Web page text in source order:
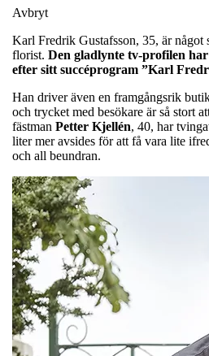
Avbryt
Karl Fredrik Gustafsson, 35, är något
florist. Den gladlynte tv-profilen
efter sitt succéprogram ”Karl
Han driver även en framgångsrik
och trycket med besökare är så stort
fästman Petter Kjellén, 40, har
liter mer avsides för att få vara lite
och all beundran.